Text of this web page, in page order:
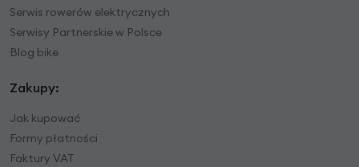
Serwis rowerów elektrycznych
Serwisy Partnerskie w Polsce
Blog bike
Zakupy:
Jak kupować
Formy płatności
Faktury VAT